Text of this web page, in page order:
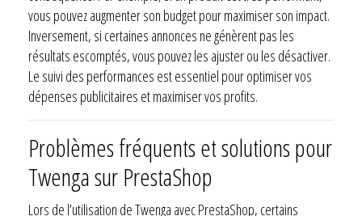
vous pouvez augmenter son budget pour maximiser son impact.
Inversement, si certaines annonces ne génèrent pas les
résultats escomptés, vous pouvez les ajuster ou les désactiver.
Le suivi des performances est essentiel pour optimiser vos
dépenses publicitaires et maximiser vos profits.
Problèmes fréquents et solutions pour
Twenga sur PrestaShop
Lors de l’utilisation de Twenga avec PrestaShop, certains